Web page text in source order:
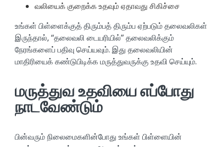
வலியைக் குறைக்க உதவும் ஏதாவது சிகிச்சை
உங்கள் பிள்ளைக்குத் திரும்பத் திரும்ப ஏற்படும் தலைவலிகள்
இருந்தால், “தலைவலி டையரியில்” தலைவலிக்கும்
நேரங்களைப் பதிவு செய்யவும். இது தலைவலியின்
மாதிரியைக் கண்டுபிடிக்க மருத்துவருக்கு உதவி செய்யும்.
மருத்துவ உதவியை எப்போது
நாடவேண்டும்
பின்வரும் நிலைமைகளின்போது உங்கள் பிள்ளையின்